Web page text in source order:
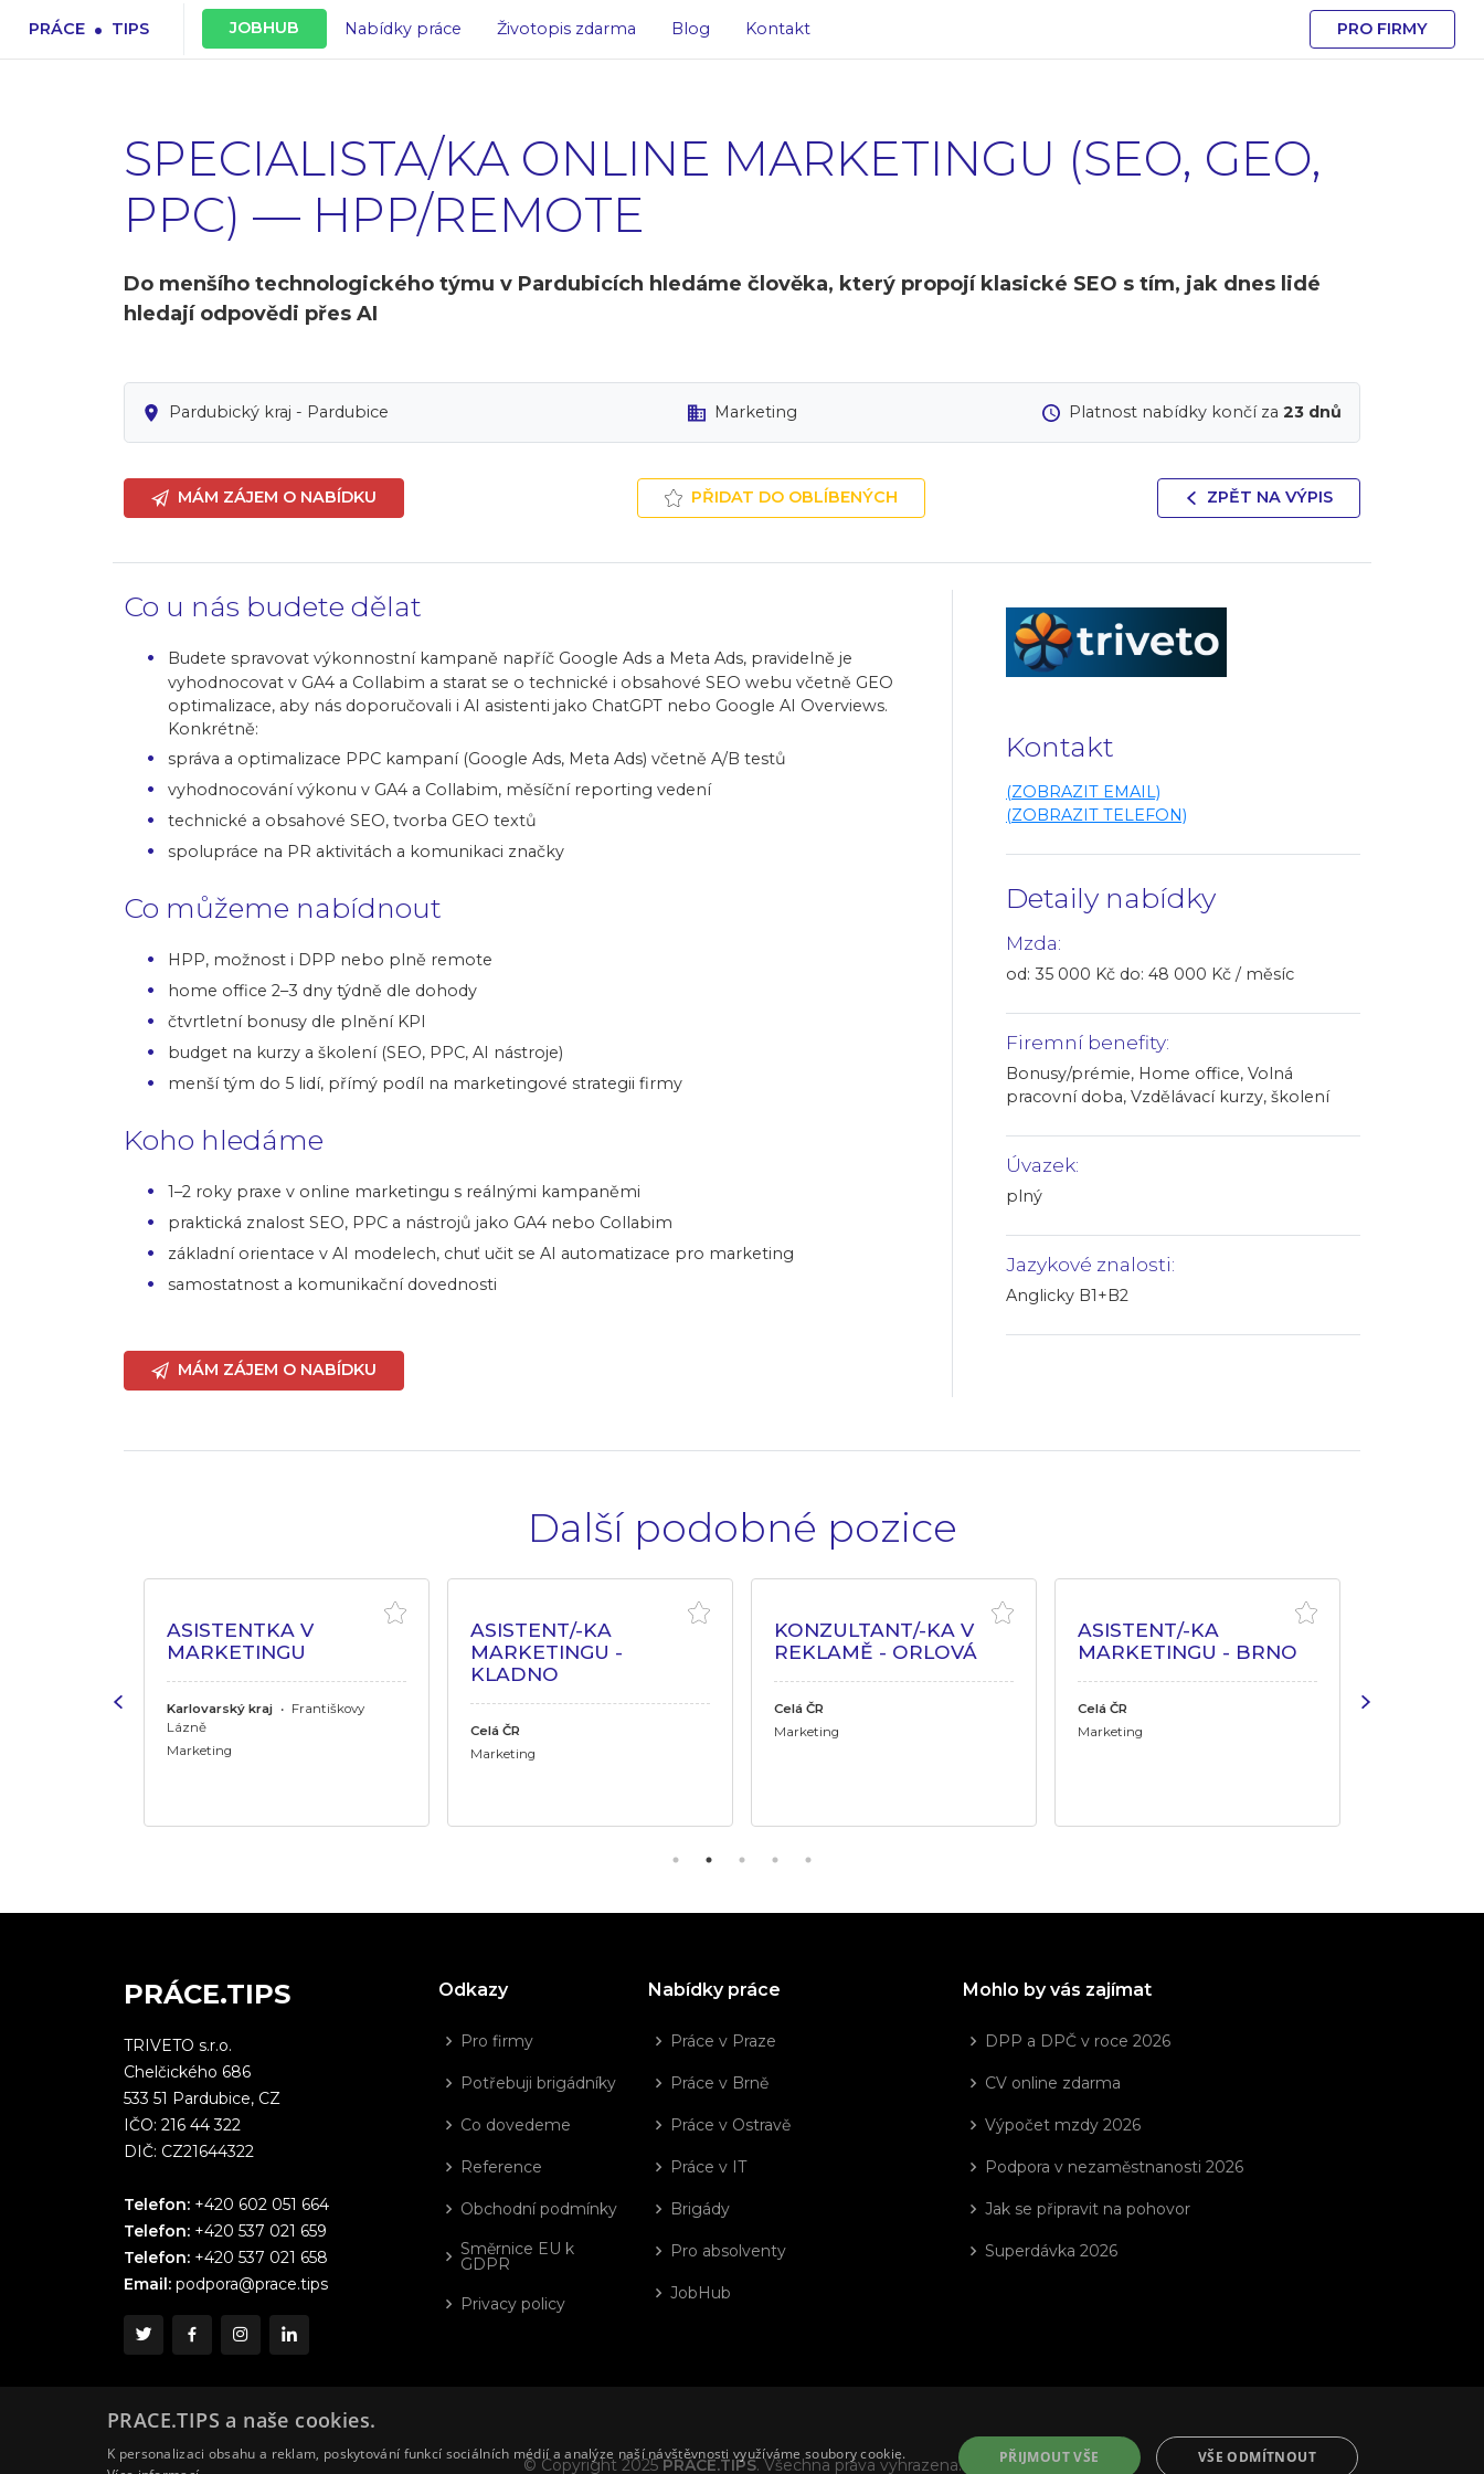
PRÁCE . TIPS JOBHUB Nabídky práce Životopis zdarma Blog Kontakt PRO FIRMY
SPECIALISTA/KA ONLINE MARKETINGU (SEO, GEO,
PPC) — HPP/REMOTE
Do menšího technologického týmu v Pardubicích hledáme člověka, který propojí klasické SEO s tím, jak dnes lidé
hledají odpovědi přes AI
Pardubický kraj - Pardubice Marketing Platnost nabídky končí za23 dnů
MÁM ZÁJEM O NABÍDKU PŘIDAT DO OBLÍBENÝCH ZPĚT NA VÝPIS
Kontakt
(ZOBRAZIT EMAIL)
(ZOBRAZIT TELEFON)
Detaily nabídky
Mzda:
od: 35 000 Kč do: 48 000 Kč / měsíc
Firemní benefity:
Bonusy/prémie, Home office, Volná
pracovní doba, Vzdělávací kurzy, školení
Úvazek:
plný
Jazykové znalosti:
Anglicky B1+B2
Co u nás budete dělat
Budete spravovat výkonnostní kampaně napříč Google Ads a Meta Ads, pravidelně je
vyhodnocovat v GA4 a Collabim a starat se o technické i obsahové SEO webu včetně GEO
optimalizace, aby nás doporučovali i AI asistenti jako ChatGPT nebo Google AI Overviews.
Konkrétně:
správa a optimalizace PPC kampaní (Google Ads, Meta Ads) včetně A/B testů
vyhodnocování výkonu v GA4 a Collabim, měsíční reporting vedení
technické a obsahové SEO, tvorba GEO textů
spolupráce na PR aktivitách a komunikaci značky
Co můžeme nabídnout
HPP, možnost i DPP nebo plně remote
home office 2–3 dny týdně dle dohody
čtvrtletní bonusy dle plnění KPI
budget na kurzy a školení (SEO, PPC, AI nástroje)
menší tým do 5 lidí, přímý podíl na marketingové strategii firmy
Koho hledáme
1–2 roky praxe v online marketingu s reálnými kampaněmi
praktická znalost SEO, PPC a nástrojů jako GA4 nebo Collabim
základní orientace v AI modelech, chuť učit se AI automatizace pro marketing
samostatnost a komunikační dovednosti
MÁM ZÁJEM O NABÍDKU
Další podobné pozice
ASISTENTKA V
MARKETINGU
Karlovarský kraj • Františkovy
Lázně
Marketing
ASISTENT/-KA
MARKETINGU -
KLADNO
Celá ČR
Marketing
KONZULTANT/-KA V
REKLAMĚ - ORLOVÁ
Celá ČR
Marketing
ASISTENT/-KA
MARKETINGU - BRNO
Celá ČR
Marketing
PRÁCE.TIPS
TRIVETO s.r.o.
Chelčického 686
533 51 Pardubice, CZ
IČO: 216 44 322
DIČ: CZ21644322
Telefon: +420 602 051 664
Telefon: +420 537 021 659
Telefon: +420 537 021 658
Email: podpora@prace.tips
Odkazy
Pro firmy
Potřebuji brigádníky
Co dovedeme
Reference
Obchodní podmínky
Směrnice EU k
GDPR
Privacy policy
Nabídky práce
Práce v Praze
Práce v Brně
Práce v Ostravě
Práce v IT
Brigády
Pro absolventy
JobHub
Mohlo by vás zajímat
DPP a DPČ v roce 2026
CV online zdarma
Výpočet mzdy 2026
Podpora v nezaměstnanosti 2026
Jak se připravit na pohovor
Superdávka 2026
© Copyright 2025PRÁCE.TIPS. Všechna práva vyhrazena.
PRACE.TIPS a naše cookies.
K personalizaci obsahu a reklam, poskytování funkcí sociálních médií a analýze naší návštěvnosti využíváme soubory cookie.
PŘIJMOUT VŠE VŠE ODMÍTNOUT